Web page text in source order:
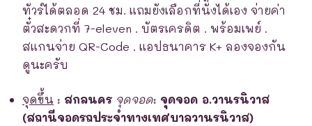
ทัวร์ได้ตลอด 24 ชม. แถมยังเลือกที่นั่งได้เอง จ่ายค่า
ตั๋วสะดวกที่ 7-eleven . บัตรเครดิต . พร้อมเพย์ .
สแกนจ่าย QR-Code . แอปธนาคาร K+ ลองจองกัน
ดูนะครับ
จุดขึ้น : สกลนคร จุดจอด: จุดจอด อ.วานรนิวาส
(สถานีจอดรถประจำทางเทศบาลวานรนิวาส)